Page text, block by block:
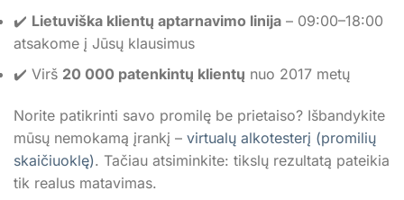
✔️ Lietuviška klientų aptarnavimo linija – 09:00–18:00
atsakome į Jūsų klausimus
✔️ Virš 20 000 patenkintų klientų nuo 2017 metų
Norite patikrinti savo promilę be prietaiso? Išbandykite
mūsų nemokamą įrankį – virtualų alkotesterį (promilių
skaičiuoklę). Tačiau atsiminkite: tikslų rezultatą pateikia
tik realus matavimas.